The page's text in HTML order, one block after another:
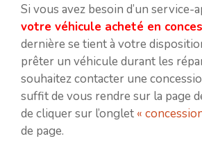
Si vous avez besoin d’un service-
votre véhicule acheté en
dernière se tient à votre
prêter un véhicule durant les
souhaitez contacter une
suffit de vous rendre sur la page
de cliquer sur l’onglet «
de page.